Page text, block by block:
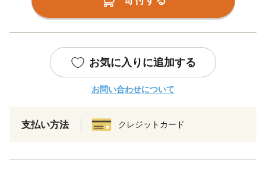
お気に入りに追加する
お問い合わせについて
支払い方法 クレジットカード